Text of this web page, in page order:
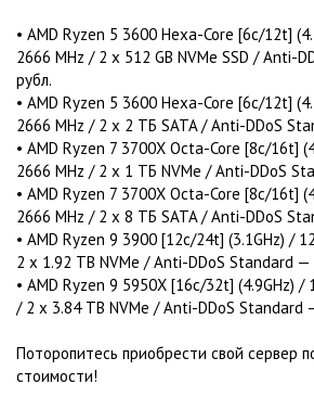
• AMD Ryzen 5 3600 Hexa-Core [6c/12t]
2666 MHz / 2 x 512 GB NVMe SSD / Anti-
рубл.
• AMD Ryzen 5 3600 Hexa-Core [6c/12t]
2666 MHz / 2 x 2 TБ SATA / Anti-DDoS
• AMD Ryzen 7 3700X Octa-Core [8c/16t]
2666 MHz / 2 x 1 TБ NVMe / Anti-DDoS
• AMD Ryzen 7 3700X Octa-Core [8c/16t]
2666 MHz / 2 x 8 TБ SATA / Anti-DDoS
• AMD Ryzen 9 3900 [12c/24t] (3.1GHz) /
2 x 1.92 TB NVMe / Anti-DDoS Standard —
• AMD Ryzen 9 5950X [16c/32t] (4.9GHz) /
/ 2 x 3.84 TB NVMe / Anti-DDoS Standard
Поторопитесь приобрести свой сервер
стоимости!